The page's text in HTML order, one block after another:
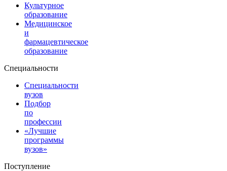
Культурное
образование
Медицинское
и
фармацевтическое
образование
Специальности
Специальности
вузов
Подбор
по
профессии
«Лучшие
программы
вузов»
Поступление